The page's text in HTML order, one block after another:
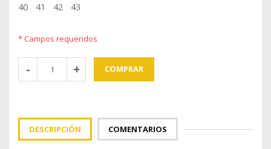
40 41 42 43
* Campos requeridos
COMPRAR
DESCRIPCIÓN COMENTARIOS